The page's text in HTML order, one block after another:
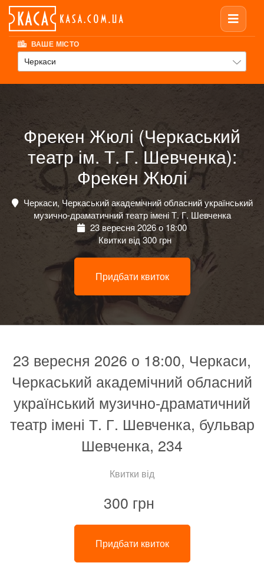
ВАШЕ МІСТО
Черкаси
Фрекен Жюлі (Черкаський
театр ім. Т. Г. Шевченка):
Фрекен Жюлі
Черкаси, Черкаський академічний обласний український
музично-драматичний театр імені Т. Г. Шевченка
23 вересня 2026 о 18:00
Квитки від 300 грн
Придбати квиток
23 вересня 2026 о 18:00, Черкаси,
Черкаський академічний обласний
український музично-драматичний
театр імені Т. Г. Шевченка, бульвар
Шевченка, 234
Квитки від
300 грн
Придбати квиток